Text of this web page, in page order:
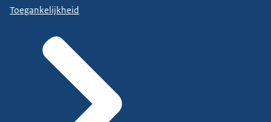
Toegankelijkheid